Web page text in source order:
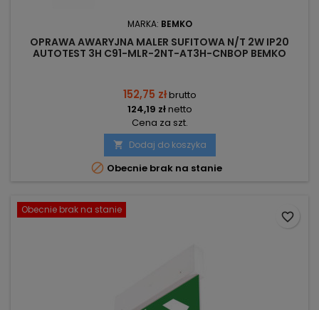
MARKA: BEMKO
OPRAWA AWARYJNA MALER SUFITOWA N/T 2W IP20
AUTOTEST 3H C91-MLR-2NT-AT3H-CNBOP BEMKO
152,75 złbrutto
124,19 złnetto
Cena za szt.
 Dodaj do koszyka
 Obecnie brak na stanie
Obecnie brak na stanie
favorite_border